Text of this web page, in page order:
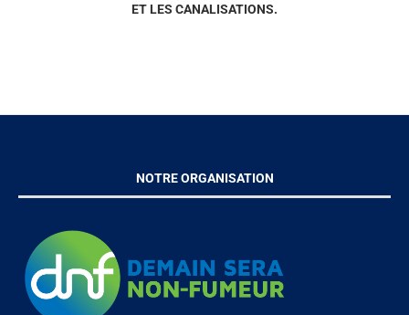
ET LES CANALISATIONS.
NOTRE ORGANISATION